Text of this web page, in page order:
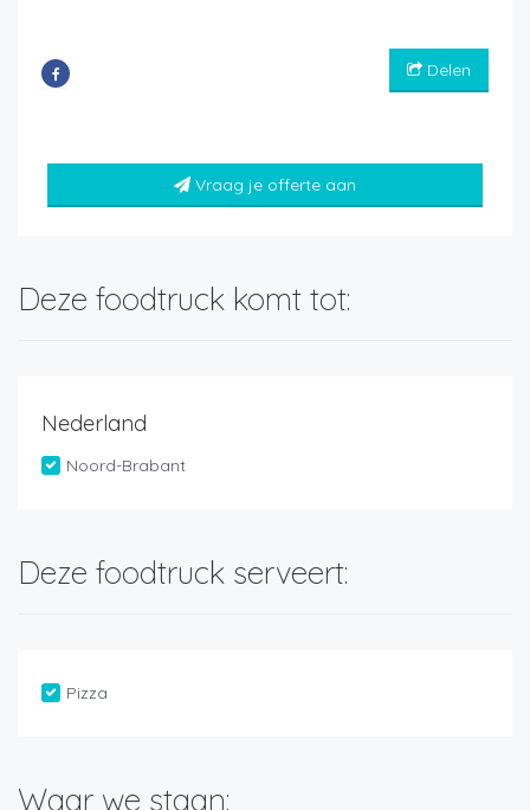
Delen
Vraag je offerte aan
Deze foodtruck komt tot:
Nederland
Noord-Brabant
Deze foodtruck serveert:
Pizza
Waar we staan: